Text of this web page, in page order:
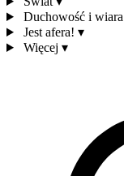
Duchowość i wiara
Jest afera! ▾
Więcej ▾